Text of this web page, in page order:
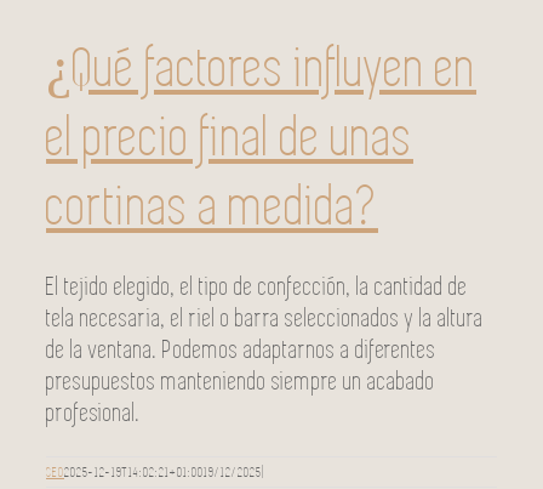
¿Qué factores influyen en
el precio final de unas
cortinas a medida?
El tejido elegido, el tipo de confección, la cantidad de
tela necesaria, el riel o barra seleccionados y la altura
de la ventana. Podemos adaptarnos a diferentes
presupuestos manteniendo siempre un acabado
profesional.
SEO2025-12-19T14:02:21+01:0019/12/2025